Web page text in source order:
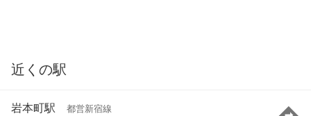
近くの駅
岩本町駅 都営新宿線